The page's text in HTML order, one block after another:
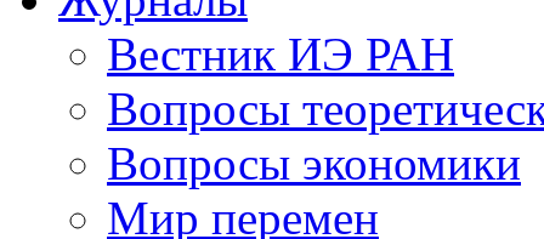
Вестник ИЭ РАН
Вопросы
Вопросы экономики
Мир перемен